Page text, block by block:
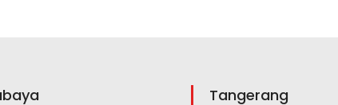
Tangerang